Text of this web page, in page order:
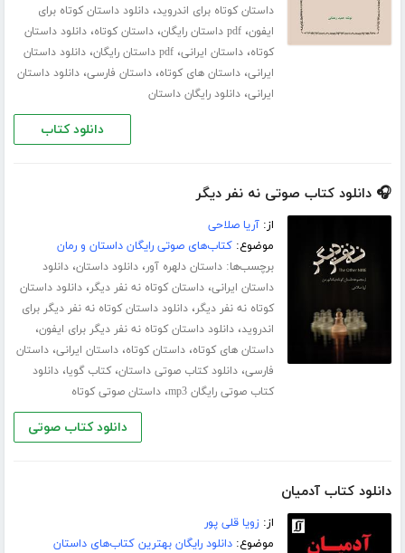
داستان کوتاه برای اندروید،دانلود داستان کوتاه برای
ایفون،pdf داستان رایگان ،داستان کوتاه،دانلود داستان
کوتاه،داستان ایرانی،pdf داستان رایگان ،دانلود داستان
ایرانی،داستان های کوتاه،داستان فارسی،دانلود داستان
ایرانی،دانلود رایگان داستان
دانلود کتاب
🎧 دانلود کتاب صوتی نه نفر دیگر
از:آریا صلاحی
موضوع:کتاب‌های صوتی رایگان داستان و رمان
برچسب‌ها:داستان دلهره آور،دانلود داستان،دانلود
داستان ایرانی،داستان کوتاه نه نفر دیگر،دانلود داستان
کوتاه نه نفر دیگر،دانلود داستان کوتاه نه نفر دیگر برای
اندروید،دانلود داستان کوتاه نه نفر دیگر برای ایفون،
داستان های کوتاه،داستان کوتاه،داستان ایرانی،داستان
فارسی،دانلود کتاب صوتی داستان،کتاب گویا،دانلود
کتاب صوتی رایگان mp3
،داستان صوتی کوتاه
دانلود کتاب صوتی
دانلود کتاب آدمیان
از:زویا قلی پور
موضوع:دانلود رایگان بهترین کتاب‌های داستان